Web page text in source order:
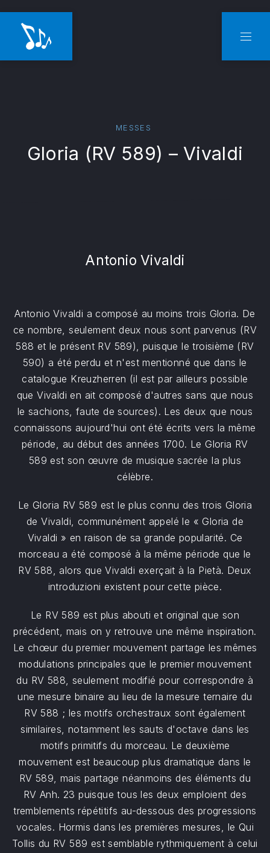
MESSES
Gloria (RV 589) – Vivaldi
Antonio Vivaldi
Antonio Vivaldi a composé au moins trois Gloria. De
ce nombre, seulement deux nous sont parvenus (RV
588 et le présent RV 589), puisque le troisième (RV
590) a été perdu et n'est mentionné que dans le
catalogue Kreuzherren (il est par ailleurs possible
que Vivaldi en ait composé d'autres sans que nous
le sachions, faute de sources). Les deux que nous
connaissons aujourd'hui ont été écrits vers la même
période, au début des années 1700. Le Gloria RV
589 est son œuvre de musique sacrée la plus
célèbre.
Le Gloria RV 589 est le plus connu des trois Gloria
de Vivaldi, communément appelé le « Gloria de
Vivaldi » en raison de sa grande popularité. Ce
morceau a été composé à la même période que le
RV 588, alors que Vivaldi exerçait à la Pietà. Deux
introduzioni existent pour cette pièce.
Le RV 589 est plus abouti et original que son
précédent, mais on y retrouve une même inspiration.
Le chœur du premier mouvement partage les mêmes
modulations principales que le premier mouvement
du RV 588, seulement modifié pour correspondre à
une mesure binaire au lieu de la mesure ternaire du
RV 588 ; les motifs orchestraux sont également
similaires, notamment les sauts d'octave dans les
motifs primitifs du morceau. Le deuxième
mouvement est beaucoup plus dramatique dans le
RV 589, mais partage néanmoins des éléments du
RV Anh. 23 puisque tous les deux emploient des
tremblements répétitifs au-dessous des progressions
vocales. Hormis dans les premières mesures, le Qui
Tollis du RV 589 est semblable rythmiquement à celui